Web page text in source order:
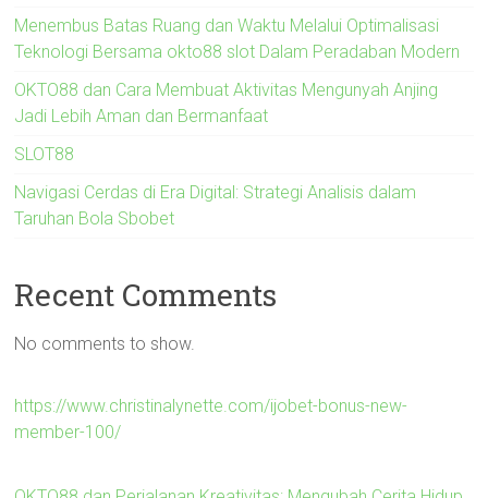
Menembus Batas Ruang dan Waktu Melalui Optimalisasi
Teknologi Bersama okto88 slot Dalam Peradaban Modern
OKTO88 dan Cara Membuat Aktivitas Mengunyah Anjing
Jadi Lebih Aman dan Bermanfaat
SLOT88
Navigasi Cerdas di Era Digital: Strategi Analisis dalam
Taruhan Bola Sbobet
Recent Comments
No comments to show.
https://www.christinalynette.com/ijobet-bonus-new-
member-100/